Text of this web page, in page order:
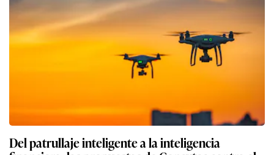
Del patrullaje inteligente a la inteligencia